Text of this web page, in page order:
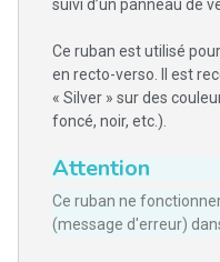
suivi d’un panneau de
Ce ruban est utilisé
en recto-verso. Il est
« Silver » sur des
foncé, noir, etc.).
Attention
Ce ruban ne
(message d'erreur)